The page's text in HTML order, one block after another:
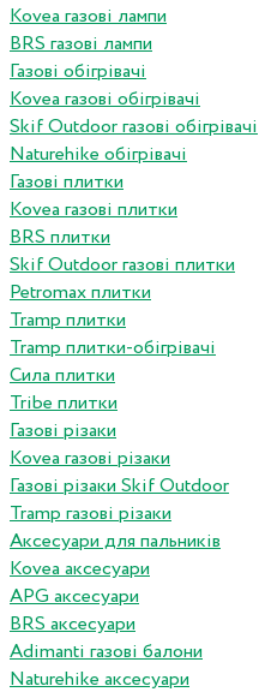
Kovea газові лампи
BRS газові лампи
Газові обігрівачі
Kovea газові обігрівачі
Skif Outdoor газові обігрівачі
Naturehike обігрівачі
Газові плитки
Kovea газові плитки
BRS плитки
Skif Outdoor газові плитки
Petromax плитки
Tramp плитки
Tramp плитки-обігрівачі
Сила плитки
Tribe плитки
Газові різаки
Kovea газові різаки
Газові різаки Skif Outdoor
Tramp газові різаки
Аксесуари для пальників
Kovea аксесуари
APG аксесуари
BRS аксесуари
Adimanti газові балони
Naturehike аксесуари